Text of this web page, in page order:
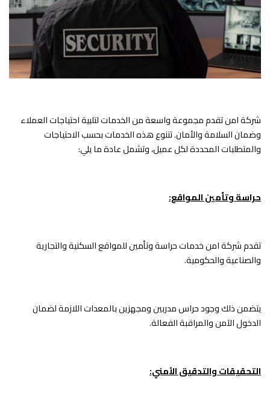
شركة امن تقدم مجموعة واسعة من الخدمات لتلبية احتياجات العملاء
وضمان السلامة والأمان. تتنوع هذه الخدمات بحسب الاحتياجات
والمتطلبات المحددة لكل عميل، وتشمل عادة ما يلي:
حراسة وتأمين المواقع:
تقدم شركة امن خدمات حراسة وتأمين للمواقع السكنية والتجارية
والصناعية والحكومية.
يتضمن ذلك وجود حراس مدربين ومجهزين بالمعدات اللازمة لضمان
الدخول الآمن والمراقبة الفعالة.
التحقيقات والتدقيق الأمني: